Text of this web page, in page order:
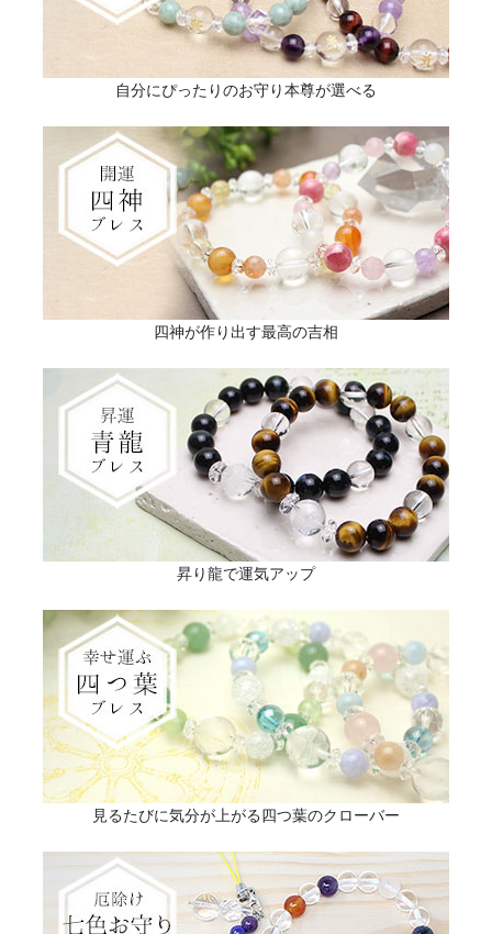
自分にぴったりのお守り本尊が選べる
四神が作り出す最高の吉相
昇り龍で運気アップ
見るたびに気分が上がる四つ葉のクローバー